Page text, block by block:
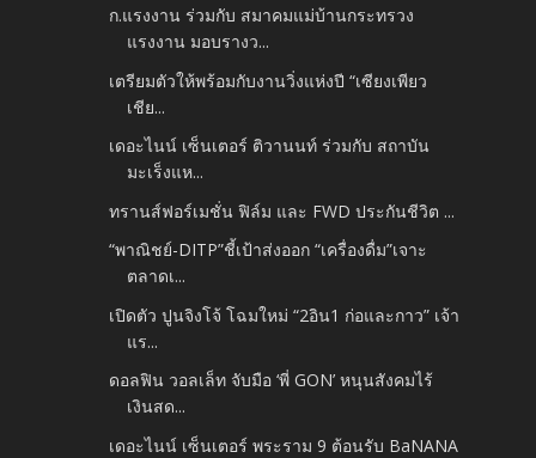
ก.แรงงาน ร่วมกับ สมาคมแม่บ้านกระทรวง
แรงงาน มอบรางว...
เตรียมตัวให้พร้อมกับงานวิ่งแห่งปี “เซียงเพียว
เชีย...
เดอะไนน์ เซ็นเตอร์ ติวานนท์ ร่วมกับ สถาบัน
มะเร็งแห...
ทรานส์ฟอร์เมชั่น ฟิล์ม และ FWD ประกันชีวิต ...
“พาณิชย์-DITP”ชี้เป้าส่งออก “เครื่องดื่ม”เจาะ
ตลาดเ...
เปิดตัว ปูนจิงโจ้ โฉมใหม่ “2อิน1 ก่อและกาว” เจ้า
แร...
ดอลฟิน วอลเล็ท จับมือ ‘พี่ GON’ หนุนสังคมไร้
เงินสด...
เดอะไนน์ เซ็นเตอร์ พระราม 9 ต้อนรับ BaNANA